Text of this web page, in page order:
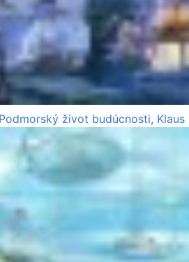
život budúcnosti, Klaus